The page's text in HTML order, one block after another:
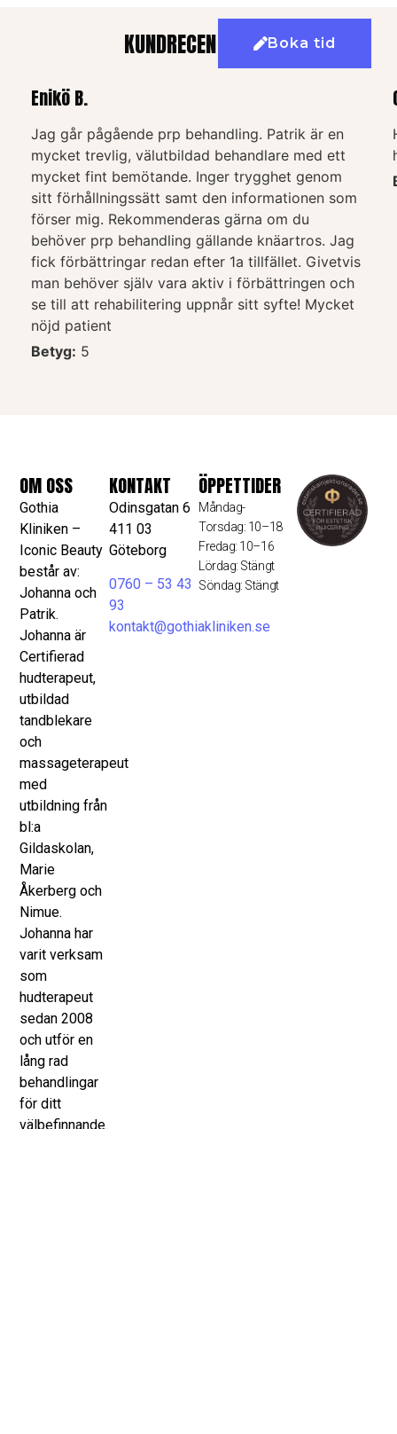
Boka tid
KUNDRECENSIONER
Enikö B.
Jag går pågående prp behandling. Patrik är en
mycket trevlig, välutbildad behandlare med ett
mycket fint bemötande. Inger trygghet genom
sitt förhållningssätt samt den informationen som
förser mig. Rekommenderas gärna om du
behöver prp behandling gällande knäartros. Jag
fick förbättringar redan efter 1a tillfället. Givetvis
man behöver själv vara aktiv i förbättringen och
se till att rehabilitering uppnår sitt syfte! Mycket
nöjd patient
Betyg: 5
OM OSS
Gothia
Kliniken –
Iconic Beauty
består av:
Johanna och
Patrik.
Johanna är
Certifierad
hudterapeut,
utbildad
tandblekare
och
massageterapeut
med
utbildning från
bl:a
Gildaskolan,
Marie
Åkerberg och
Nimue.
Johanna har
varit verksam
som
hudterapeut
sedan 2008
och utför en
lång rad
behandlingar
för ditt
välbefinnande.
KONTAKT
Odinsgatan 6
411 03
Göteborg
0760 – 53 43
93
kontakt@gothiakliniken.se
ÖPPETTIDER
Måndag-
Torsdag: 10–18
Fredag: 10–16
Lördag: Stängt
Söndag: Stängt